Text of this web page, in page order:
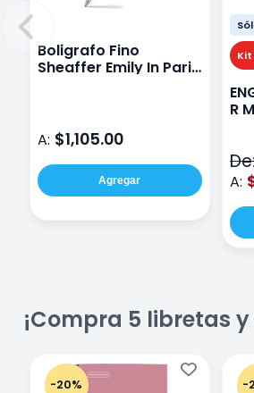
Boligrafo Fino
Sheaffer Emily In Paris
A: $1,105.00
Agregar
Kit
R
A:
¡Compra 5 libretas y
-20% -